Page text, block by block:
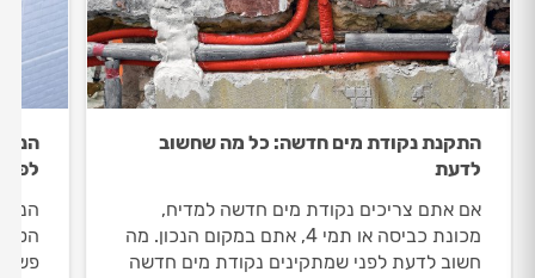
התקנת נקודת מים חדשה: כל מה שחשוב
לדעת
אם אתם צריכים נקודת מים חדשה למדיח,
מכונת כביסה או תמי 4, אתם במקום הנכון. מה
חשוב לדעת לפני שמתקינים נקודת מים חדשה